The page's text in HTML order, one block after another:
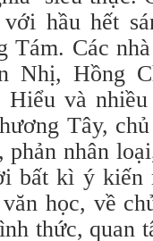
hầu hết
Tám. Các
Nhị, Hồng
và
Tây,
phản nhân
bất kì ý kiến
học, về
thức, quan